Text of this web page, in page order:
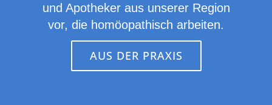
und Apotheker aus unserer Region
vor, die homöopathisch arbeiten.
AUS DER PRAXIS